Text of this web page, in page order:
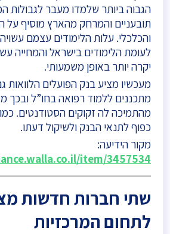
הגבוה ביותר שלמדו מעבר לגבולות
תובעניים והמרחק מהארץ מוסיף על
והכלכלי. עלות הלימודים עצמם עשויה
לעומת הלימודים בישראל והמחייה
יקרה יותר באופן משמעותי.
מעכשיו מציע בנק הפועלים
מתכננים ללמוד רפואה בחו”ל ובכך
מהתמיכה לה זקוקים הסטודנטים.
כפוף לתנאי הבנק ולשיקול דעתו.
מקור הידיעה:
item/3457534
שתי חברות חדשות
לתחום המרכזיות